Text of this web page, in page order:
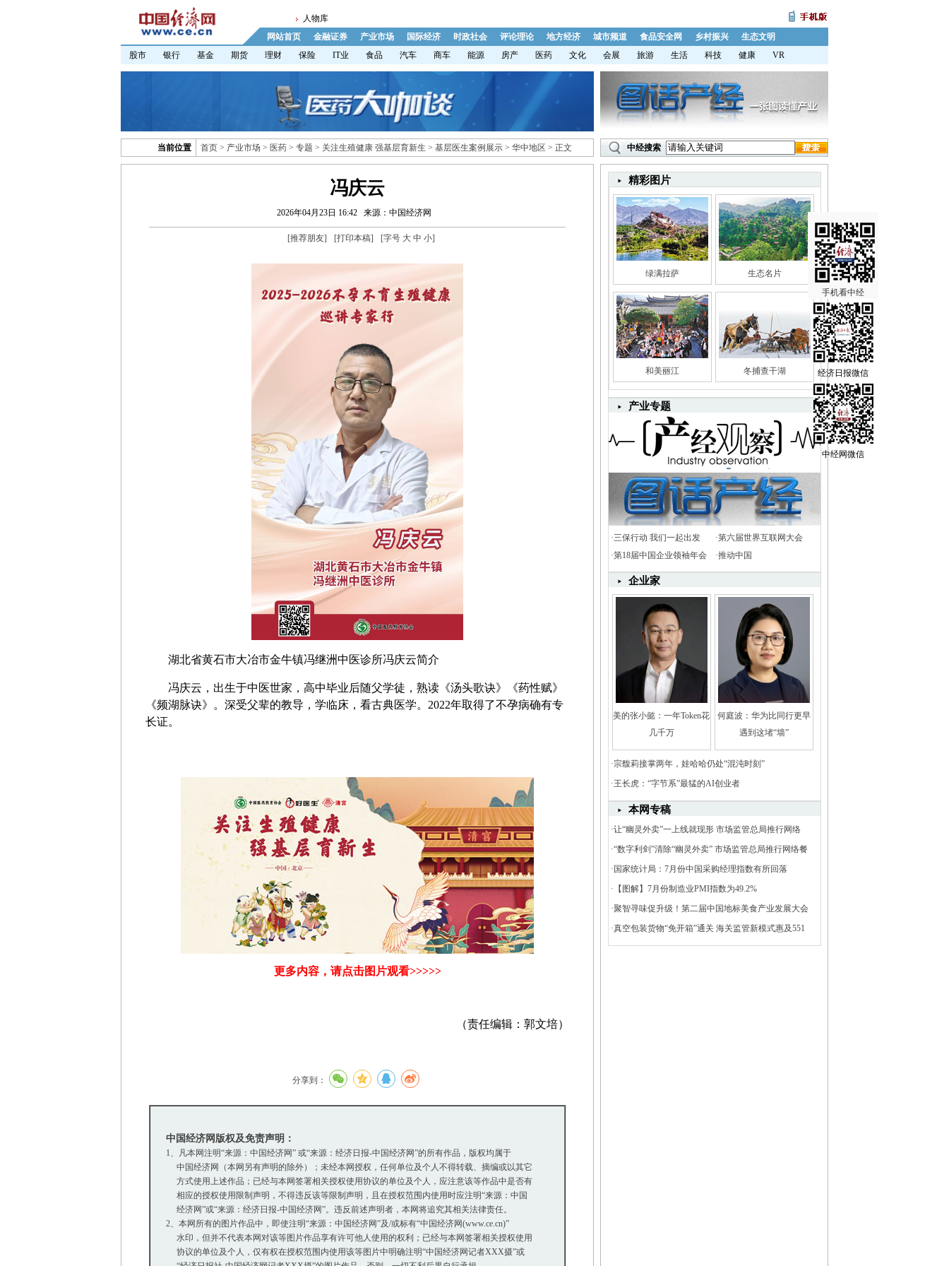
手机看中经
经济日报微信
中经网微信
人物库
网站首页
金融证券 产业市场 国际经济 时政社会 评论理论 地方经济 城市频道 食品安全网 乡村振兴
生态文明
股市
银行 基金 期货 理财 保险 IT业 食品 汽车 商车 能源 房产 医药 文化 会展 旅游 生活 科技 健康 VR
当前位置 首页 > 产业市场 > 医药 > 专题 > 关注生殖健康 强基层育新生 > 基层医生案例展示 > 华中地区 > 正文 中经搜索
冯庆云
2026年04月23日 16:42 来源：中国经济网
[推荐朋友] [打印本稿] [字号 大 中 小]
湖北省黄石市大冶市金牛镇冯继洲中医诊所冯庆云简介
冯庆云，出生于中医世家，高中毕业后随父学徒，熟读《汤头歌诀》《药性赋》
《频湖脉诀》。深受父辈的教导，学临床，看古典医学。2022年取得了不孕病确有专
长证。
更多内容，请点击图片观看>>>>>
（责任编辑：郭文培）
分享到：
中国经济网版权及免责声明：
1、凡本网注明“来源：中国经济网” 或“来源：经济日报-中国经济网”的所有作品，版权均属于
中国经济网（本网另有声明的除外）；未经本网授权，任何单位及个人不得转载、摘编或以其它
方式使用上述作品；已经与本网签署相关授权使用协议的单位及个人，应注意该等作品中是否有
相应的授权使用限制声明，不得违反该等限制声明，且在授权范围内使用时应注明“来源：中国
经济网”或“来源：经济日报-中国经济网”。违反前述声明者，本网将追究其相关法律责任。
2、本网所有的图片作品中，即使注明“来源：中国经济网”及/或标有“中国经济网(www.ce.cn)”
水印，但并不代表本网对该等图片作品享有许可他人使用的权利；已经与本网签署相关授权使用
协议的单位及个人，仅有权在授权范围内使用该等图片中明确注明“中国经济网记者XXX摄”或
精彩图片
绿满拉萨 生态名片
和美丽江 冬捕查干湖
产业专题
·三保行动 我们一起出发 ·第六届世界互联网大会
·第18届中国企业领袖年会 ·推动中国
企业家
美的张小懿：一年Token花
几千万
何庭波：华为比同行更早
遇到这堵“墙”
·宗馥莉接掌两年，娃哈哈仍处“混沌时刻”
·王长虎：“字节系”最猛的AI创业者
本网专稿
·让“幽灵外卖”一上线就现形 市场监管总局推行网络
餐饮电子证照核验应用
·“数字利剑”清除“幽灵外卖” 市场监管总局推行网络餐
饮电子证照核验应用
· 国家统计局：7月份中国采购经理指数有所回落
· 【图解】7月份制造业PMI指数为49.2%
·聚智寻味促升级！第二届中国地标美食产业发展大会
在湖南资兴成功举办
·真空包装货物“免开箱”通关 海关监管新模式惠及551
家高新技术企业